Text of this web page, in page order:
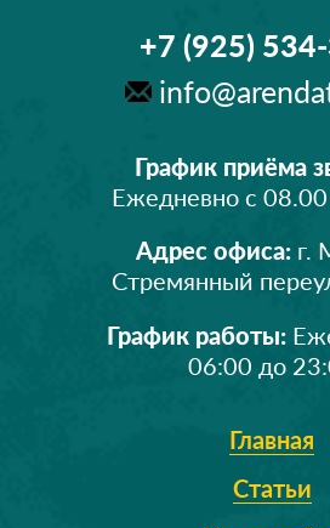
Главная
Статьи
График приёма
Ежедневно с
Адрес офиса:г.
Стремянный
График работы:
06:00 до
+7 (925)